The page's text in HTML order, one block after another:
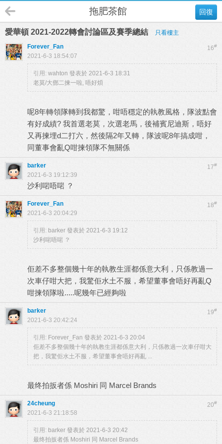
回復
拖肥茶館
愛華頓 2021-2022轉會討論區及賽季總結 只看樓主
16#
Forever_Fan
2021-6-3 18:54:07
引用: wahton 發表於 2021-6-3 18:31
老莫/大鄧二揀一啦, 唔好煩
呢8年轉領隊轉到我都驚，咁唔穩定的執教風格，隊波點會
有好成績? 我首選老莫，次選老馬，後補賓尼迪斯，唔好
又再揀埋d二打六，然後隔2年又轉，隊波呢8年搞成咁，
同董事會亂Q咁揀領隊不無關係
17#
barker
2021-6-3 19:12:39
沙利啱唔啱 ？
18#
Forever_Fan
2021-6-3 20:04:29
引用: barker 發表於 2021-6-3 19:12
沙利啱唔啱 ？
佢差不多整個幾十年的執教生涯都係意大利，只係教過一
次車仔咁大把，我驚佢水土不服，希望董事會唔好再亂Q
咁揀領隊啦.....呢幾年已經夠啦
19#
barker
2021-6-3 20:42:24
引用: Forever_Fan 發表於 2021-6-3 20:04
佢差不多整個幾十年的執教生涯都係意大利，只係教過一次車仔咁大
把，我驚佢水土不服，希望董事會唔好再亂 ...
最终拍扳者係 Moshiri 同 Marcel Brands
20#
24cheung
2021-6-3 21:18:58
引用: barker 發表於 2021-6-3 20:42
最终拍扳者係 Moshiri 同 Marcel Brands